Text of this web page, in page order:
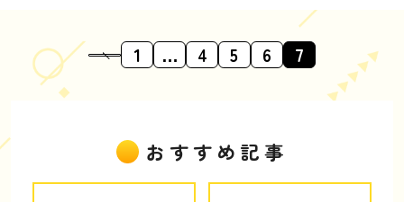
1 … 4 5 6 7
おすすめ記事